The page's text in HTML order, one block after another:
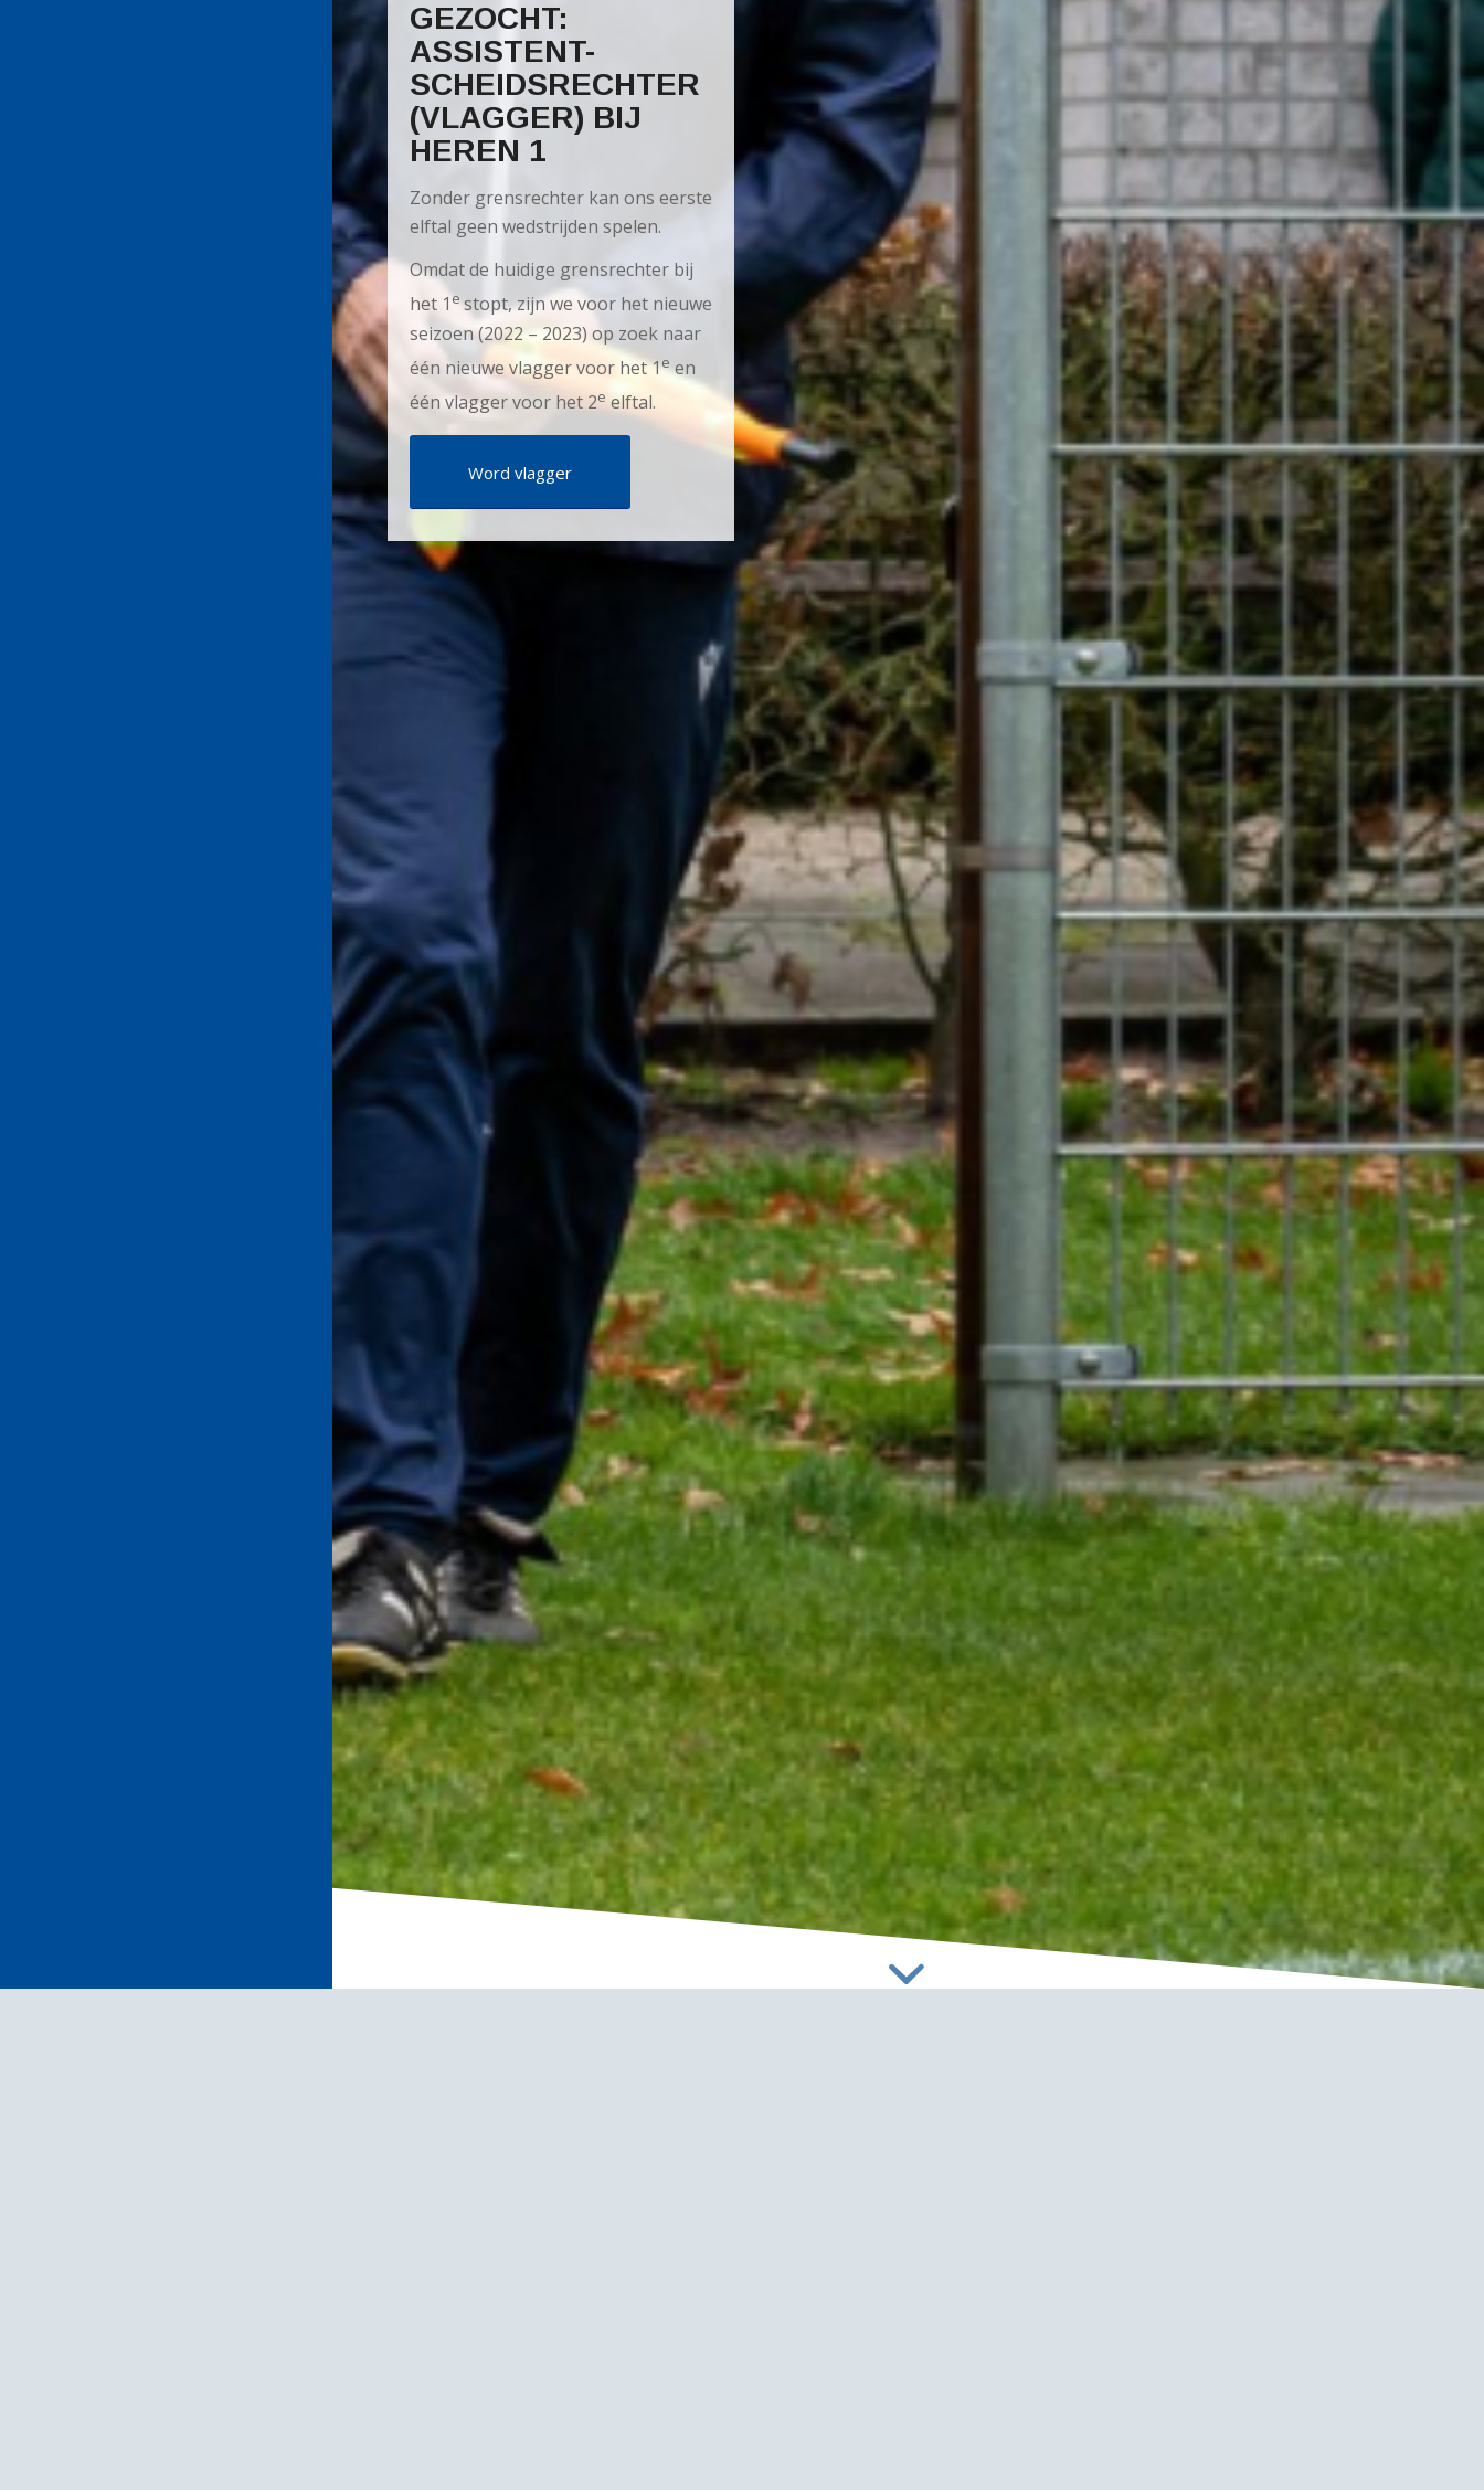
GEZOCHT:
ASSISTENT-
SCHEIDSRECHTER
(VLAGGER) BIJ
HEREN 1
Zonder grensrechter kan ons eerste
elftal geen wedstrijden spelen.
Omdat de huidige grensrechter bij
het 1e stopt, zijn we voor het nieuwe
seizoen (2022 – 2023) op zoek naar
één nieuwe vlagger voor het 1een
één vlagger voor het 2e elftal.
Word vlagger